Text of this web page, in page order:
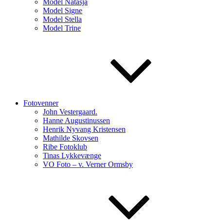
Model Natasja
Model Signe
Model Stella
Model Trine
Fotovenner
John Vestergaard.
Hanne Augustinussen
Henrik Nyvang Kristensen
Mathilde Skovsen
Ribe Fotoklub
Tinas Lykkevænge
VO Foto – v. Verner Ormsby